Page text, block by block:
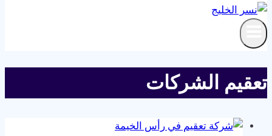
تعقيم الشركات